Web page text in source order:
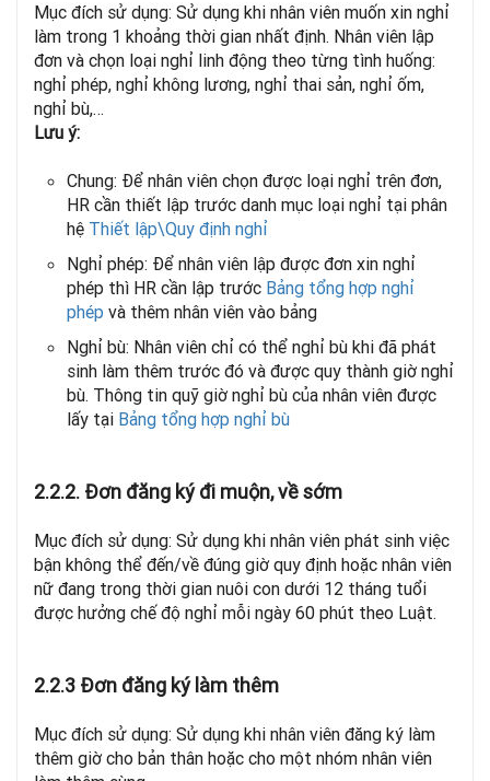
Mục đích sử dụng: Sử dụng khi nhân viên muốn xin nghỉ
làm trong 1 khoảng thời gian nhất định. Nhân viên lập
đơn và chọn loại nghỉ linh động theo từng tình huống:
nghỉ phép, nghỉ không lương, nghỉ thai sản, nghỉ ốm,
nghỉ bù,…
Lưu ý:
Chung: Để nhân viên chọn được loại nghỉ trên đơn,
HR cần thiết lập trước danh mục loại nghỉ tại phân
hệ Thiết lập\Quy định nghỉ
Nghỉ phép: Để nhân viên lập được đơn xin nghỉ
phép thì HR cần lập trước Bảng tổng hợp nghỉ
phép và thêm nhân viên vào bảng
Nghỉ bù: Nhân viên chỉ có thể nghỉ bù khi đã phát
sinh làm thêm trước đó và được quy thành giờ nghỉ
bù. Thông tin quỹ giờ nghỉ bù của nhân viên được
lấy tại Bảng tổng hợp nghỉ bù
2.2.2. Đơn đăng ký đi muộn, về sớm
Mục đích sử dụng: Sử dụng khi nhân viên phát sinh việc
bận không thể đến/về đúng giờ quy định hoặc nhân viên
nữ đang trong thời gian nuôi con dưới 12 tháng tuổi
được hưởng chế độ nghỉ mỗi ngày 60 phút theo Luật.
2.2.3 Đơn đăng ký làm thêm
Mục đích sử dụng: Sử dụng khi nhân viên đăng ký làm
thêm giờ cho bản thân hoặc cho một nhóm nhân viên